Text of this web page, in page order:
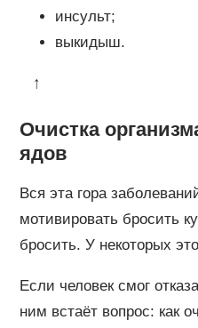
инсульт;
выкидыш.
↑
Очистка
ядов
Вся эта гора
мотивировать бросить
бросить. У некоторых
Если человек смог
ним встаёт вопрос: как